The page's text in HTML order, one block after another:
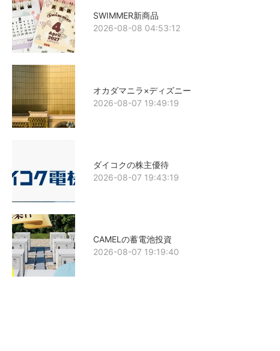
SWIMMER新商品
2026-08-08 04:53:12
オカダマニラ×ディズニー
2026-08-07 19:49:19
ダイコクの株主優待
2026-08-07 19:43:19
CAMELの蓄電池投資
2026-08-07 19:19:40